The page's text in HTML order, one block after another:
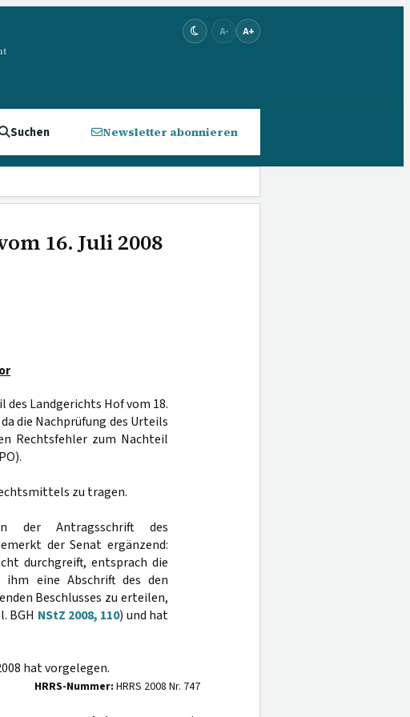
A- A+
Suchen Newsletter abonnieren
16. Juli 2008
des Landgerichts Hof vom 18.
die Nachprüfung des Urteils
Rechtsfehler zum Nachteil
zu tragen.
der Antragsschrift des
der Senat ergänzend:
durchgreift, entsprach die
ihm eine Abschrift des den
Beschlusses zu erteilen,
BGH NStZ 2008, 110) und hat
hat vorgelegen.
HRRS-Nummer: HRRS 2008 Nr. 747